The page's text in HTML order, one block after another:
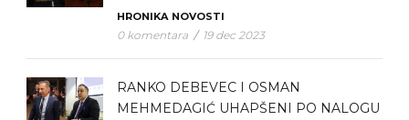
HRONIKA NOVOSTI
0 komentara / 19 dec 2023
RANKO DEBEVEC I OSMAN
MEHMEDAGIĆ UHAPŠENI PO NALOGU